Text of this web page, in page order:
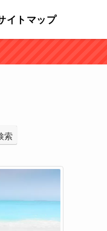
イトマップ
索